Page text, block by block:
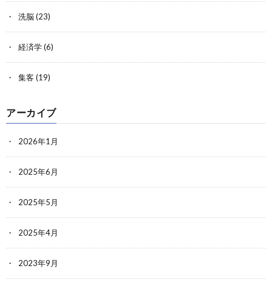
洗脳(23)
経済学(6)
集客 (19)
アーカイブ
2026年1月
2025年6月
2025年5月
2025年4月
2023年9月